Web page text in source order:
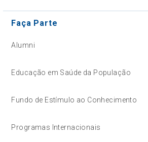
Faça Parte
Alumni
Educação em Saúde da População
Fundo de Estímulo ao Conhecimento
Programas Internacionais